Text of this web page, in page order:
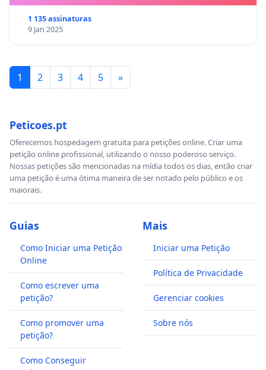
1 135 assinaturas
9 Jan 2025
1 2 3 4 5 »
Peticoes.pt
Oferecemos hospedagem gratuita para petições online. Criar uma
petição online profissional, utilizando o nosso poderoso serviço.
Nossas petições são mencionadas na mídia todos os dias, então criar
uma petição é uma ótima maneira de ser notado pelo público e os
maiorais.
Guias
Como Iniciar uma Petição
Online
Como escrever uma
petição?
Como promover uma
petição?
Como Conseguir
Mais
Iniciar uma Petição
Política de Privacidade
Gerenciar cookies
Sobre nós